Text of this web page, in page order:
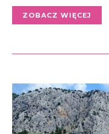
ZOBACZ WIĘCEJ